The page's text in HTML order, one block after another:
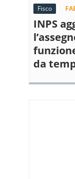
Fisco
INPS
da